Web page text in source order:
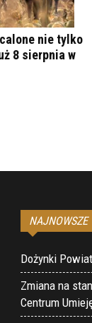
nie tylko
8 sierpnia w
NAJNOWSZE
Dożynki
Zmiana na
Centrum